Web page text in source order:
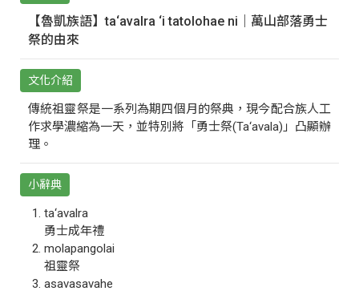
【魯凱族語】ta‘avalra ‘i tatolohae ni｜萬山部落勇士
祭的由來
文化介紹
傳統祖靈祭是一系列為期四個月的祭典，現今配合族人工
作求學濃縮為一天，並特別將「勇士祭(Ta‘avala)」凸顯辦
理。
小辭典
ta‘avalra
勇士成年禮
molapangolai
祖靈祭
asavasavahe